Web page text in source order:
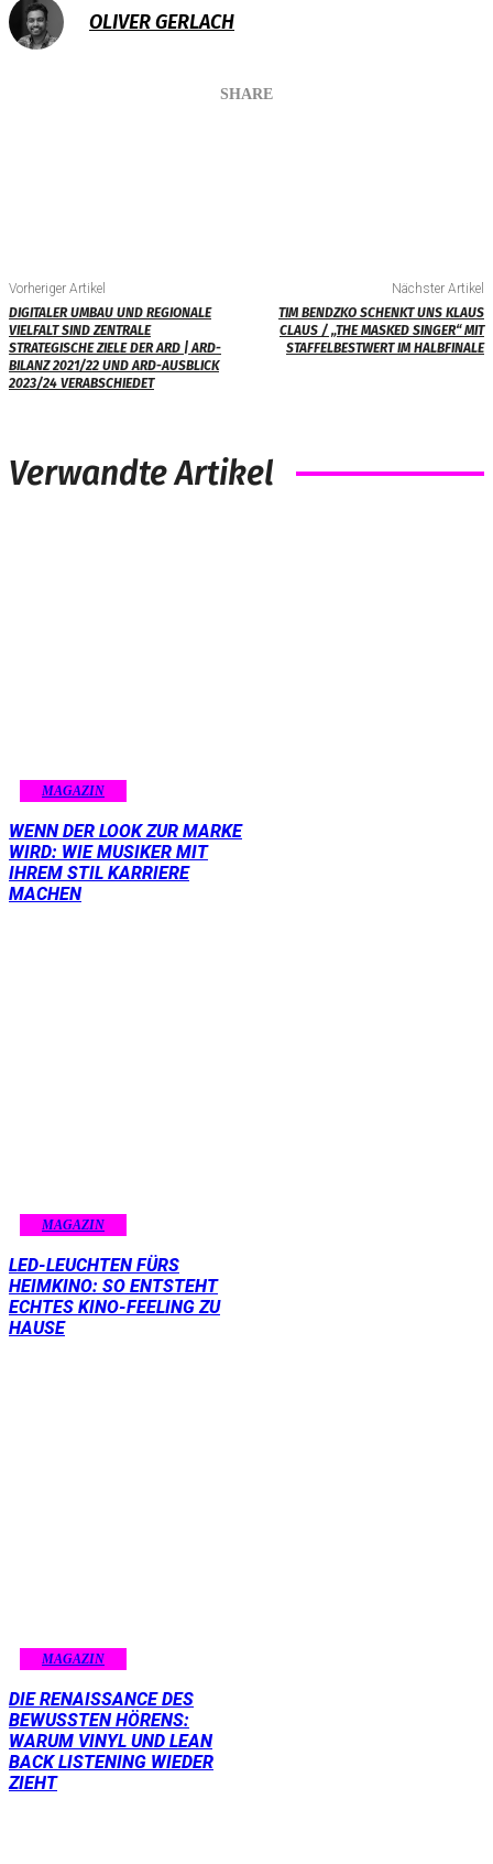
OLIVER GERLACH
SHARE
Vorheriger Artikel
DIGITALER UMBAU UND REGIONALE
VIELFALT SIND ZENTRALE
STRATEGISCHE ZIELE DER ARD | ARD-
BILANZ 2021/22 UND ARD-AUSBLICK
2023/24 VERABSCHIEDET
Nächster Artikel
TIM BENDZKO SCHENKT UNS KLAUS
CLAUS / „THE MASKED SINGER“ MIT
STAFFELBESTWERT IM HALBFINALE
Verwandte Artikel
MAGAZIN
WENN DER LOOK ZUR MARKE
WIRD: WIE MUSIKER MIT
IHREM STIL KARRIERE
MACHEN
MAGAZIN
LED-LEUCHTEN FÜRS
HEIMKINO: SO ENTSTEHT
ECHTES KINO-FEELING ZU
HAUSE
MAGAZIN
DIE RENAISSANCE DES
BEWUSSTEN HÖRENS:
WARUM VINYL UND LEAN
BACK LISTENING WIEDER
ZIEHT